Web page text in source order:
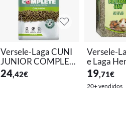
Versele-Laga CUNI
JUNIOR COMPLET
E 1.75 Kg - Alimento
para Conejos
24,42€
Versele-
e Laga
5 Kg -
um
19,71€
20+ vendidos